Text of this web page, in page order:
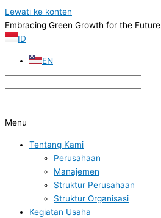
Lewati ke konten
Embracing Green Growth for the Future
ID
EN
Menu
Tentang Kami
Perusahaan
Manajemen
Struktur Perusahaan
Struktur Organisasi
Kegiatan Usaha